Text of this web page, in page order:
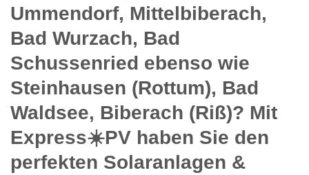
Ummendorf, Mittelbiberach,
Bad Wurzach, Bad
Schussenried ebenso wie
Steinhausen (Rottum), Bad
Waldsee, Biberach (Riß)? Mit
Express☀️PV️ haben Sie den
perfekten Solaranlagen &